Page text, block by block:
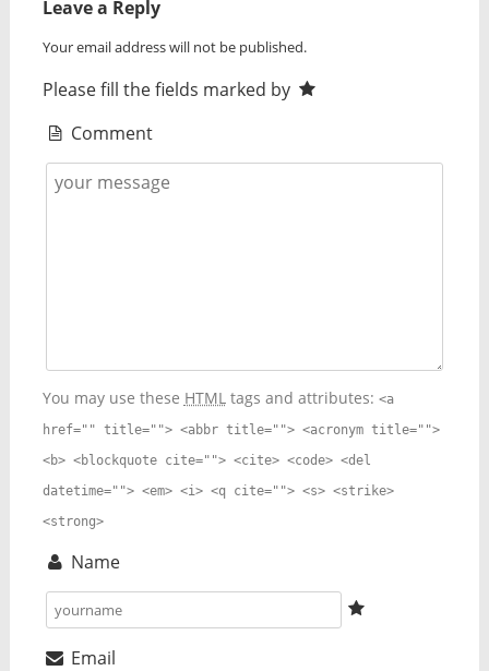
Leave a Reply
Your email address will not be published.
Please fill the fields marked by
Comment
You may use these HTMLtags and attributes: <a
href="" title=""> <abbr title=""> <acronym title="">
<b> <blockquote cite=""> <cite> <code> <del
datetime=""> <em> <i> <q cite=""> <s> <strike>
<strong>
Name
Email